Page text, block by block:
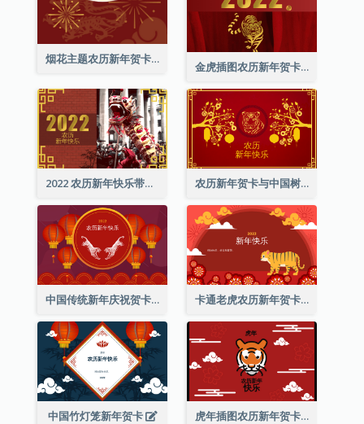
烟花主题农历新年贺卡
金虎插图农历新年贺卡
2022 农历新年快乐带照片贺卡 农历新年贺卡与中国树插图
中国传统新年庆祝贺卡 卡通老虎农历新年贺卡
中国竹灯笼新年贺卡 虎年插图农历新年贺卡